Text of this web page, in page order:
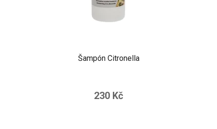
Šampón Citronella
230 Kč